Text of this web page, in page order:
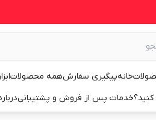
خانهپیگیری سفارشهمه محصولات
خدمات پس از فروش و پشتیبانی